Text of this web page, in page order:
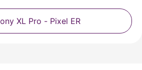
XL Pro - Pixel ER